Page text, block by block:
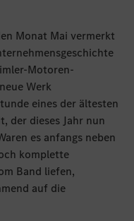
Monat Mai vermerkt
Motoren-
Werk
eines der ältesten
der dieses Jahr nun
es anfangs neben
komplette
Band liefen,
auf die